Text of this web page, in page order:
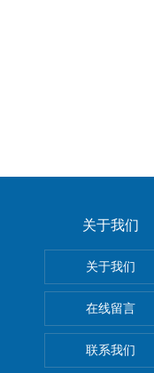
关于我们
关于我们
在线留言
联系我们